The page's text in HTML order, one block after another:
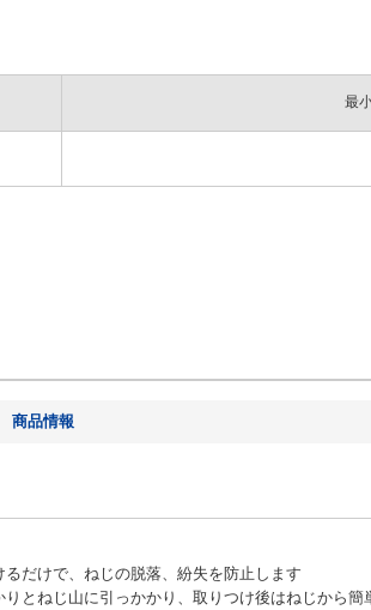
最
商品情報
だけで、ねじの脱落、紛失を防止します
とねじ山に引っかかり、取りつけ後はねじから簡